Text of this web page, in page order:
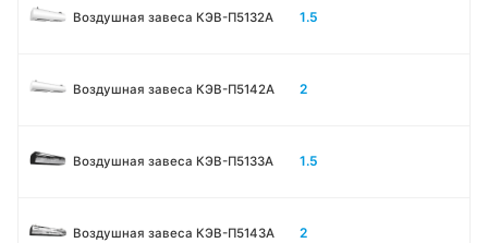
Воздушная завеса КЭВ-П5132А 1.5
Воздушная завеса КЭВ-П5142А 2
Воздушная завеса КЭВ-П5133A 1.5
Воздушная завеса КЭВ-П5143A 2